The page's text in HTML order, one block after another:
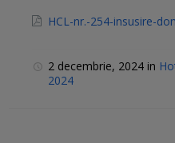
HCL-nr.-254-insusire-
2 decembrie, 2024 in
2024